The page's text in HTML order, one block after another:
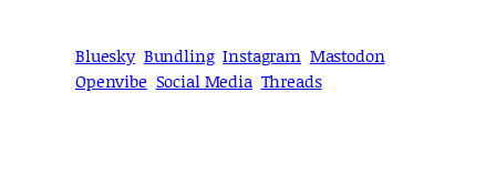
Bluesky Bundling Instagram Mastodon
Openvibe Social Media Threads